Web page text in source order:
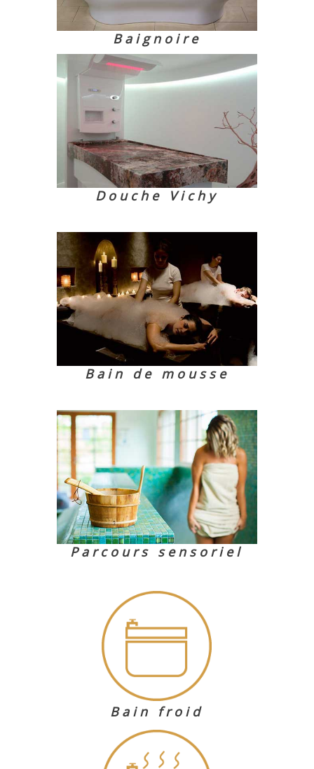
Baignoire
Douche Vichy
Bain de mousse
Parcours sensoriel
Bain froid